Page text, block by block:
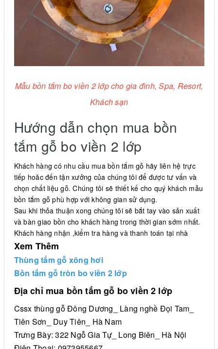
Mẫu bồn tắm bo viền 2 lớp cho gia đình, Spa, Resort,
Khách sạn
Hướng dẫn chọn mua bồn
tắm gỗ bo viền 2 lớp
Khách hàng có nhu cầu mua bồn tắm gỗ hãy liên hệ trực
tiếp hoăc đến tận xưởng của chúng tôi để được tư vấn và
chọn chất liệu gỗ. Chúng tôi sẽ thiết kế cho quý khách mẫu
bồn tắm gỗ phù hợp với không gian sử dụng.
Sau khi thỏa thuận xong chúng tôi sẽ bắt tay vào sản xuất
và bàn giao bồn cho khách hàng trong thời gian sớm nhất.
Khách hàng nhận ,kiểm tra hàng và thanh toán tại nhà
Xem Thêm
Thùng tắm gỗ xông hơi
Bồn tắm gỗ tròn bo viền 2 lớp
Địa chỉ mua bồn tắm gỗ bo viền 2 lớp
Cssx thùng gỗ Đông Dương_ Làng nghề Đọi Tam_
Tiên Sơn_ Duy Tiên_ Hà Nam
Trưng Bày: 322 Ngỗ Gia Tự_ Long Biên_ Hà Nội